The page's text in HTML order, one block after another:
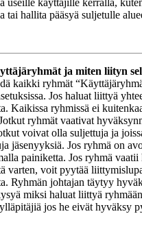
useille käyttäjille kerralla,
tai hallita pääsyä suljetulle
ja miten liityn
kaikki ryhmät
Jos haluat liittyä
Kaikissa ryhmissä ei
ryhmät vaativat
voivat olla suljettuja ja
jäsenyyksiä. Jos ryhmä on
painiketta. Jos ryhmä vaatii
varten, voit pyytää
Ryhmän johtajan täytyy
miksi haluat liittyä
jos he eivät hyväksy